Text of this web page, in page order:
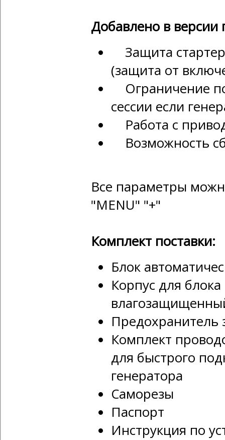
Добавлено в
Защита
(защита от
Ограничение
сессии если
Работа с
Возможность
Все параметры
"MENU" "+"
Комплект поставки:
Блок
Корпус для
Предохранитель
Комплект
для быстрого
генератора
Саморезы
Паспорт
Инструкция по